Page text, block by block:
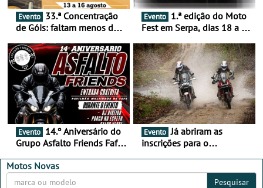
Evento
de Góis: faltam menos de
16 de agosto
Evento
Fest em Serpa, dias 18 a 20
duas rodas invade o Baixo
Alentejo
Evento
Grupo Asfalto Friends Fafe,
2026
Evento Já abriram as
inscrições para o
Motos Novas
Pesquisar